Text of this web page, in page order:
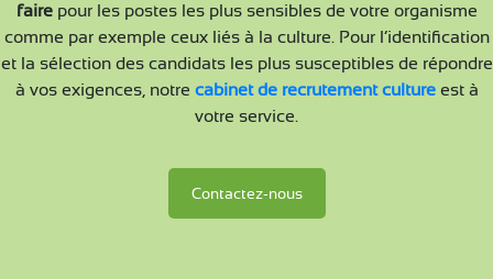
fairepour les postes les plus sensibles de votre organisme
comme par exemple ceux liés à la culture. Pour l’identification
et la sélection des candidats les plus susceptibles de répondre
à vos exigences, notre cabinet de recrutement culture est à
votre service.
Contactez-nous